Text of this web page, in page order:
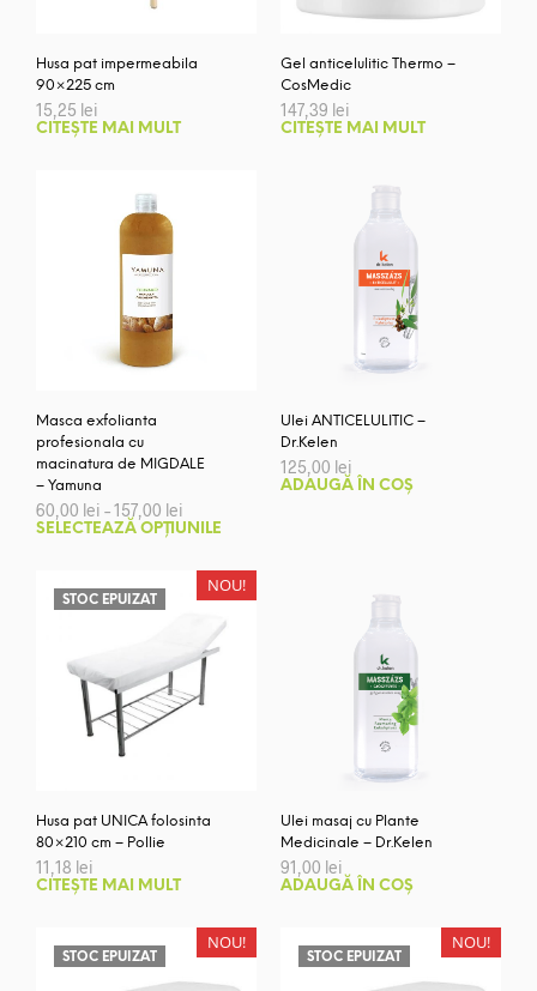
Husa pat impermeabila
90×225 cm
15,25 lei
CITEȘTE MAI MULT
Gel anticelulitic Thermo –
CosMedic
147,39 lei
CITEȘTE MAI MULT
Masca exfolianta
profesionala cu
macinatura de MIGDALE
– Yamuna
60,00 lei –157,00 lei
de
până
157,00 lei
SELECTEAZĂ OPȚIUNILE
are
mai
produsului.
Ulei ANTICELULITIC –
Dr.Kelen
125,00 lei
ADAUGĂ ÎN COȘ
NOU!
STOC EPUIZAT
Husa pat UNICA folosinta
80×210 cm – Pollie
11,18 lei
CITEȘTE MAI MULT
Ulei masaj cu Plante
Medicinale – Dr.Kelen
91,00 lei
ADAUGĂ ÎN COȘ
NOU!
STOC EPUIZAT
NOU!
STOC EPUIZAT